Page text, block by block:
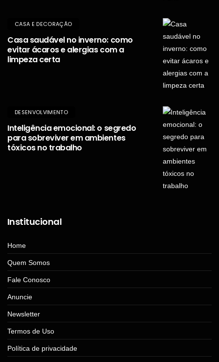
CASA E DECORAÇÃO
Casa saudável no inverno: como
evitar ácaros e alergias com a
limpeza certa
DESENVOLVIMENTO
Inteligência emocional: o segredo
para sobreviver em ambientes
tóxicos no trabalho
Institucional
Home
Quem Somos
Fale Conosco
Anuncie
Newsletter
Termos de Uso
Política de privacidade